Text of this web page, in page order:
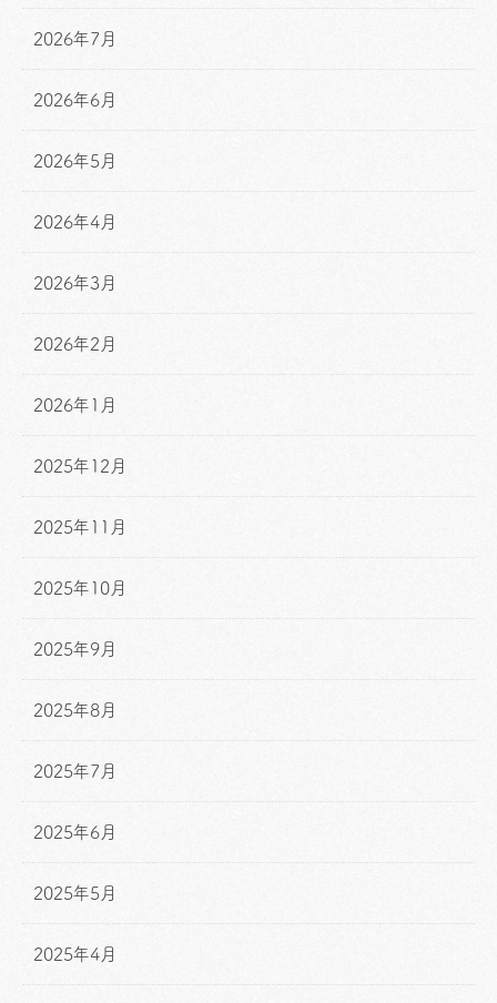
2026年7月
2026年6月
2026年5月
2026年4月
2026年3月
2026年2月
2026年1月
2025年12月
2025年11月
2025年10月
2025年9月
2025年8月
2025年7月
2025年6月
2025年5月
2025年4月